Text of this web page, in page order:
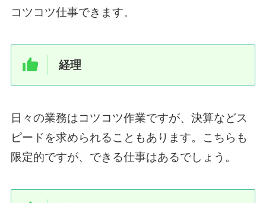
コツコツ仕事できます。
経理
日々の業務はコツコツ作業ですが、決算などス
ピードを求められることもあります。こちらも
限定的ですが、できる仕事はあるでしょう。